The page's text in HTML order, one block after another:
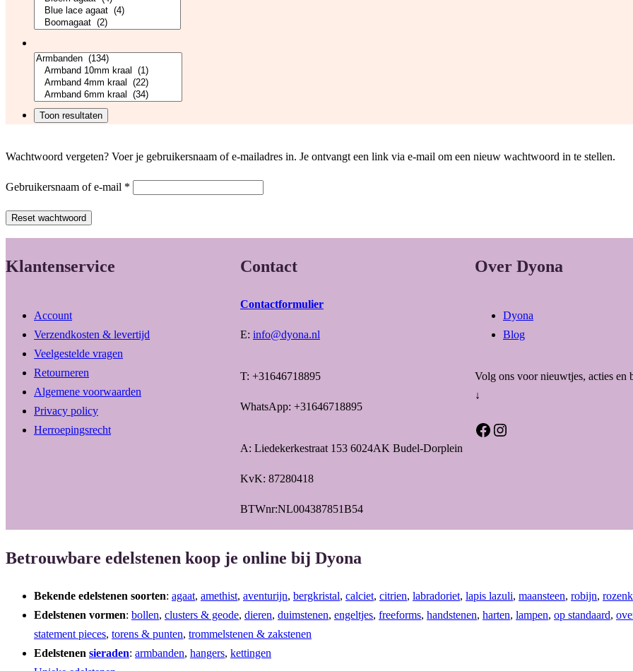
Wachtwoord vergeten? Voer je gebruikersnaam of e-mailadres in. Je ontvangt een link via e-mail om een nieuw wachtwoord in te stellen.
Gebruikersnaam of e-mail *
Reset wachtwoord
Klantenservice
Account
Verzendkosten & levertijd
Veelgestelde vragen
Retourneren
Algemene voorwaarden
Privacy policy
Herroepingsrecht
Contact
Contactformulier
E: info@dyona.nl
T: +31646718895
WhatsApp: +31646718895
A: Liedekerkestraat 153 6024AK Budel-Dorplein
KvK: 87280418
BTWnr:NL004387851B54
Over Dyona
Dyona
Blog
Volg ons voor nieuwtjes, acties en
↓
Facebook Instagram
Betrouwbare edelstenen koop je online bij Dyona
Bekende edelstenen soorten: agaat, amethist, aventurijn, bergkristal, calciet, citrien, labradoriet, lapis lazuli, maansteen, robijn,
Edelstenen vormen: bollen, clusters & geode, dieren, duimstenen, engeltjes, freeforms, handstenen, harten, lampen, op standaard,
statement pieces, torens & punten, trommelstenen & zakstenen
Edelstenen sieraden: armbanden, hangers, kettingen